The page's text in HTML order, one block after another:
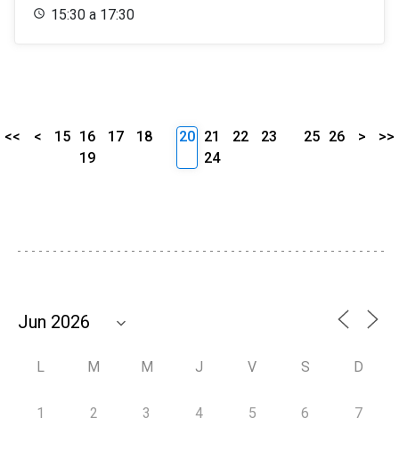
15:30 a 17:30
<< < 15 16 17
18
19
20 21 22
23
24
25 26 > >>
L M M J V S D
1 2 3 4 5 6 7